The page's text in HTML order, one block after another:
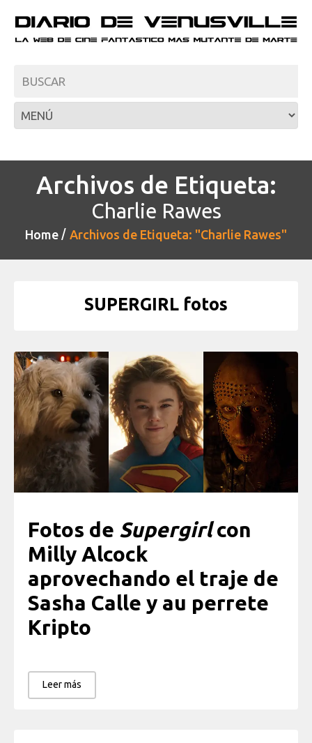
Archivos de Etiqueta:
Charlie Rawes
Home Archivos de Etiqueta: "Charlie Rawes"
SUPERGIRL fotos
Fotos de Supergirlcon
Milly Alcock
aprovechando el traje de
Sasha Calle y au perrete
Kripto
Leer más